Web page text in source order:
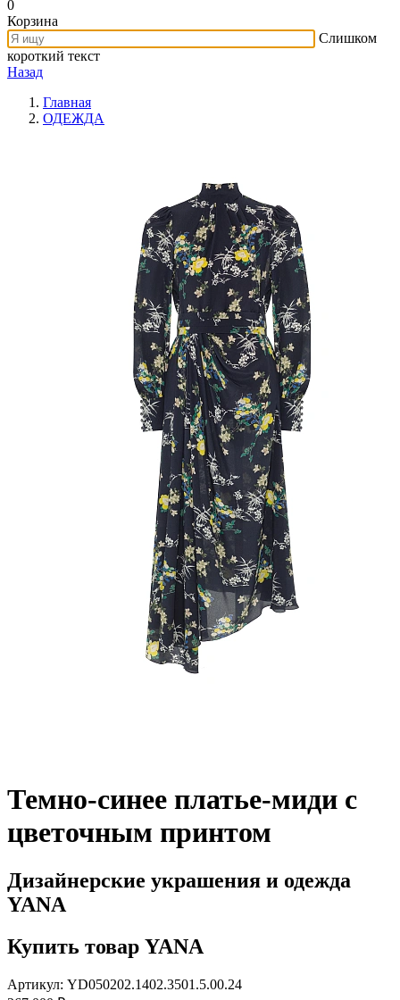
0
Корзина
Слишком
короткий текст
Назад
Главная
ОДЕЖДА
Темно-синее платье-миди с
цветочным принтом
Дизайнерские украшения и одежда
YANA
Купить товар YANA
Артикул: YD050202.1402.3501.5.00.24